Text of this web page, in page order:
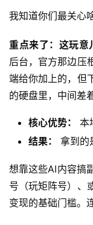
页
网
创
快
讯
钱
项
目
我知道你们最关心
重点来了：这玩意
后台，官方那边压
端给你加上的，但
的硬盘里，中间差
核心优势：
本
结果：
拿到的
想靠这些AI内容搞
号（玩矩阵号）、
变现的基础门槛。